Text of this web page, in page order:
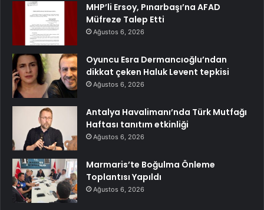
MHP’li Ersoy, Pınarbaşı’na AFAD
Müfreze Talep Etti
Ağustos 6, 2026
Oyuncu Esra Dermancıoğlu’ndan
dikkat çeken Haluk Levent tepkisi
Ağustos 6, 2026
Antalya Havalimanı’nda Türk Mutfağı
Haftası tanıtım etkinliği
Ağustos 6, 2026
Marmaris’te Boğulma Önleme
Toplantısı Yapıldı
Ağustos 6, 2026